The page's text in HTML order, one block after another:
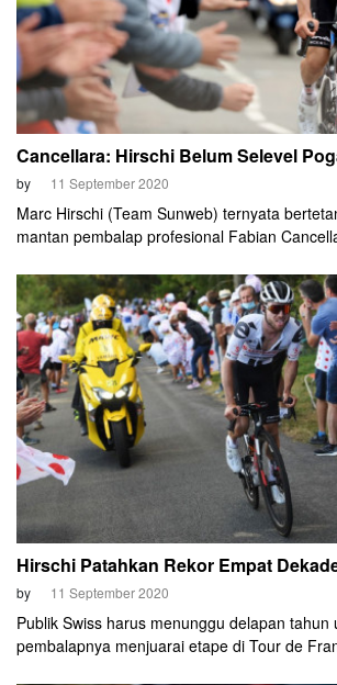
Cancellara: Hirschi Belum Selevel
by 11 September 2020
Marc Hirschi (Team Sunweb) ternyata
mantan pembalap profesional Fabian
300 meter saja. Tak sekadar tetangga,
manajer sekaligus mentor Hirschi.
Hirschi Patahkan Rekor Empat
by 11 September 2020
Publik Swiss harus menunggu delapan tahun
pembalapnya menjuarai etape di Tour de